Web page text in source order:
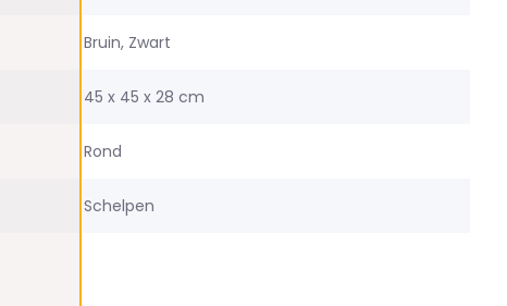
Bruin, Zwart
45 x 45 x 28 cm
Rond
Schelpen